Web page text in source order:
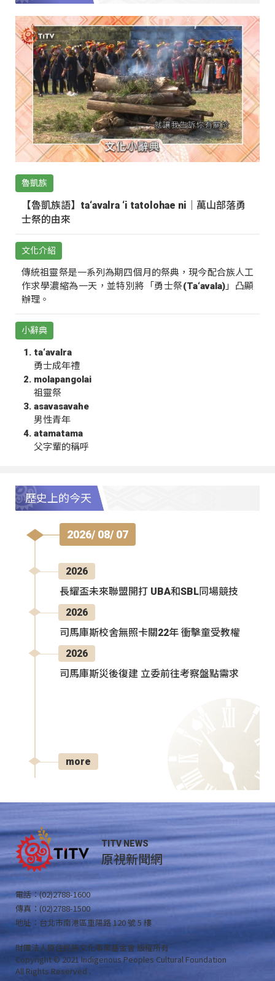
魯凱族
【魯凱族語】ta‘avalra ‘i tatolohae ni｜萬山部落勇
士祭的由來
文化介紹
傳統祖靈祭是一系列為期四個月的祭典，現今配合族人工
作求學濃縮為一天，並特別將「勇士祭(Ta‘avala)」凸顯
辦理。
小辭典
ta‘avalra
勇士成年禮
molapangolai
祖靈祭
asavasavahe
男性青年
atamatama
父字輩的稱呼
歷史上的今天
2026/ 08/ 07
2026
長耀盃未來聯盟開打 UBA和SBL同場競技
2026
司馬庫斯校舍無照卡關22年 衝擊童受教權
2026
司馬庫斯災後復建 立委前往考察盤點需求
more
TITV NEWS
原視新聞網
電話：(02)2788-1600
傳真：(02)2788-1500
地址：台北市南港區重陽路 120 號 5 樓
財團法人原住民族文化事業基金會 版權所有
Copyright © 2021 Indigenous Peoples Cultural Foundation
All Rights Reserved .